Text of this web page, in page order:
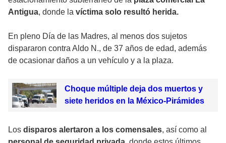
Antigua, donde la víctima solo resultó herida.
En pleno Día de las Madres, al menos dos sujetos
dispararon contra Aldo N., de 37 años de edad, además
de ocasionar daños a un vehículo y a la plaza.
Choque múltiple deja dos muertos y
siete heridos en la México-Pirámides
Los disparos alertaron a los comensales, así como al